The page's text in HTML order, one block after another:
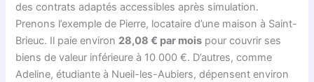
des contrats adaptés accessibles après simulation.
Prenons l’exemple de Pierre, locataire d’une maison à Saint-
Brieuc. Il paie environ 28,08 € par mois pour couvrir ses
biens de valeur inférieure à 10 000 €. D’autres, comme
Adeline, étudiante à Nueil-les-Aubiers, dépensent environ